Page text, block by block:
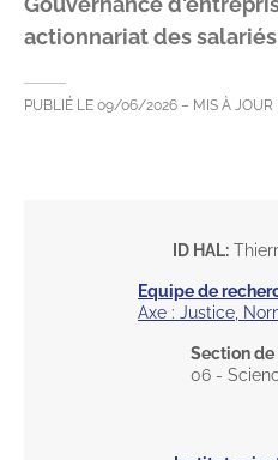
actionnariat des
PUBLIÉ LE 09/06/2026 – MIS À JOUR
ID HAL:
Equipe de
Axe : Justice,
Section
06 -